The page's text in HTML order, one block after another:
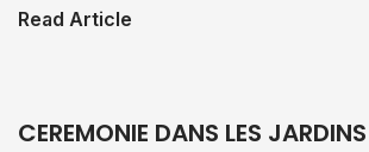
Read Article
CEREMONIE DANS LES JARDINS